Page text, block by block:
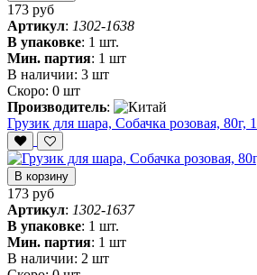
173 руб
Артикул: 1302-1638
В упаковке: 1 шт.
Мин. партия: 1 шт
В наличии: 3 шт
Скоро: 0 шт
Производитель:
Грузик для шара, Собачка розовая, 80г,
В корзину
173 руб
Артикул: 1302-1637
В упаковке: 1 шт.
Мин. партия: 1 шт
В наличии: 2 шт